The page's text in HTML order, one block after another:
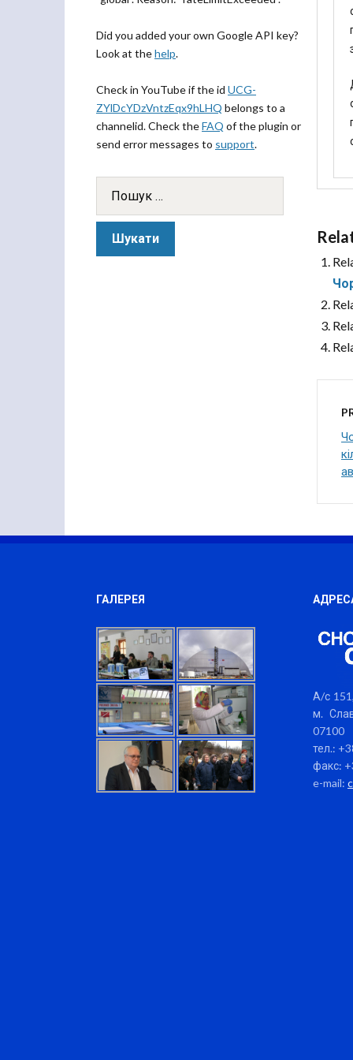
Did you added your own Google API key?
Look at thehelp.
Check in YouTube if the id UCG-
ZYlDcYDzVntzEqx9hLHQ belongs to a
channelid. Check theFAQ of the plugin or
send error messages to support.
ГАЛЕРЕЯ
А/с 151,
м.
07100
тел.:
факс:
e-mail: